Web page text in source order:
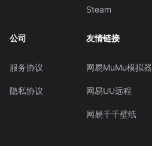
Steam
公司
服务协议
隐私协议
友情链接
网易MuMu模拟器
网易UU远程
网易千千壁纸